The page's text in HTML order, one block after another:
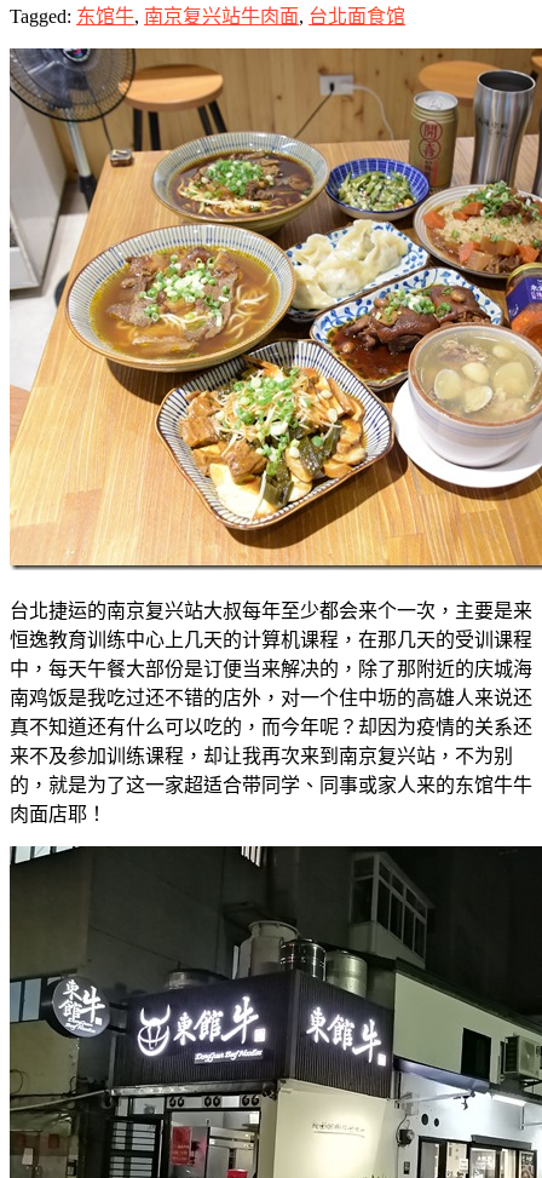
Tagged: 东馆牛, 南京复兴站牛肉面, 台北面食馆
台北捷运的南京复兴站大叔每年至少都会来个一次，主要是来
恒逸教育训练中心上几天的计算机课程，在那几天的受训课程
中，每天午餐大部份是订便当来解决的，除了那附近的庆城海
南鸡饭是我吃过还不错的店外，对一个住中坜的高雄人来说还
真不知道还有什么可以吃的，而今年呢？却因为疫情的关系还
来不及参加训练课程，却让我再次来到南京复兴站，不为别
的，就是为了这一家超适合带同学、同事或家人来的东馆牛牛
肉面店耶！